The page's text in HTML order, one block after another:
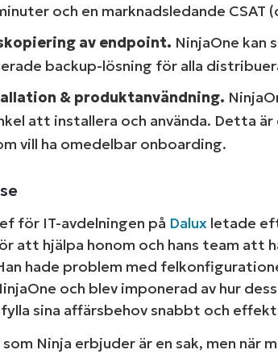
och en marknadsledande
av endpoint. NinjaOne kan
backup-lösning för alla
& produktanvändning.
att installera och använda. Detta
vill ha omedelbar onboarding.
för IT-avdelningen på Dalux letade
att hjälpa honom och hans team att
hade problem med
och blev imponerad av hur
sina affärsbehov snabbt och
Ninja erbjuder är en sak, men när